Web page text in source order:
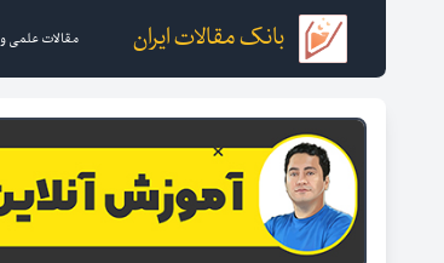
بانک مقالات ایران مقالات علمی